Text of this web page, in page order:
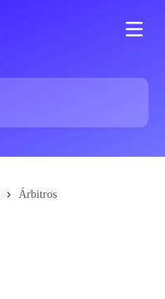
Árbitros